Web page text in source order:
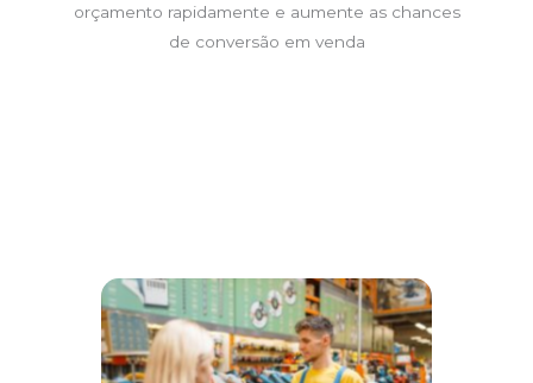
orçamento rapidamente e aumente as chances
de conversão em venda